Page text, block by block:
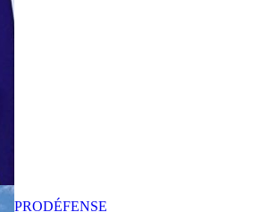
PRODÉFENSE